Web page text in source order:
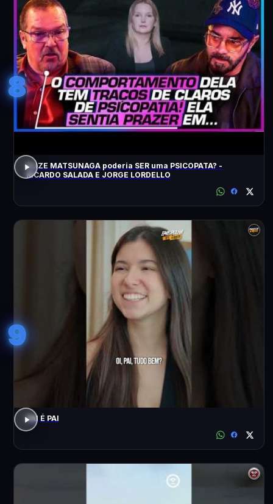
8
ELIZE MATSUNAGA poderia SER uma PSICOPATA? -
RICARDO SALADA E JORGE LORDELLO
9
PAI É PAI